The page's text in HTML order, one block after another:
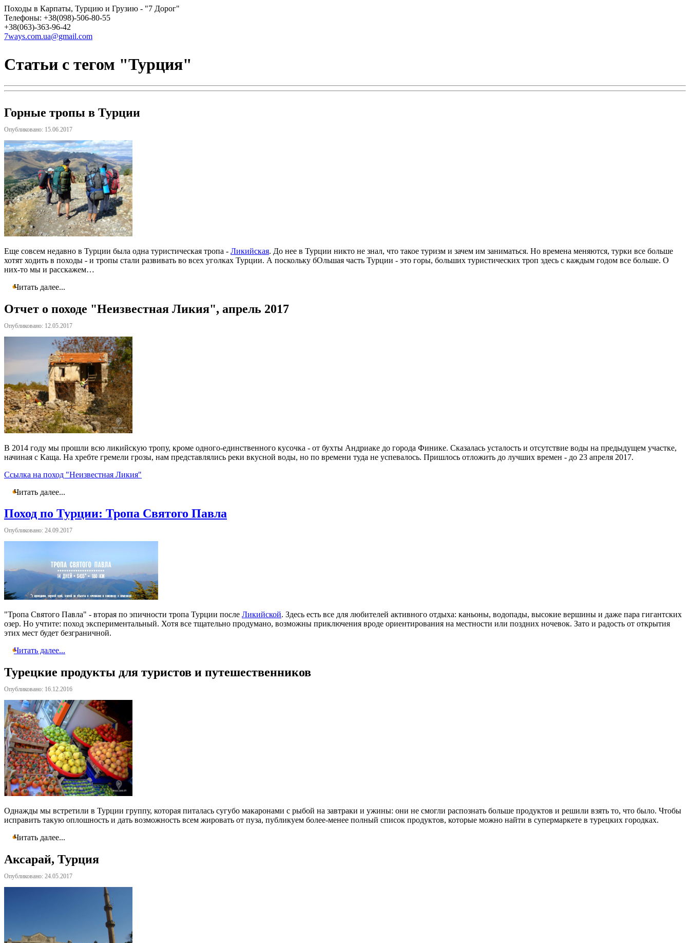
Походы в Карпаты, Турцию и Грузию - "7 Дорог"
Телефоны: +38(098)-506-80-55
+38(063)-363-96-42
7ways.com.ua@gmail.com
Статьи с тегом "Турция"
Горные тропы в Турции
Опубликовано: 15.06.2017
Еще совсем недавно в Турции была одна туристическая тропа - Ликийская. До нее в Турции никто не знал, что такое туризм и зачем им заниматься. Но времена меняются, турки все больше
хотят ходить в походы - и тропы стали развивать во всех уголках Турции. А поскольку бОльшая часть Турции - это горы, больших туристических троп здесь с каждым годом все больше. О
них-то мы и расскажем…
Читать далее...
Отчет о походе "Неизвестная Ликия", апрель 2017
Опубликовано: 12.05.2017
В 2014 году мы прошли всю ликийскую тропу, кроме одного-единственного кусочка - от бухты Андриаке до города Финике. Сказалась усталость и отсутствие воды на предыдущем участке,
начиная с Каща. На хребте гремели грозы, нам представлялись реки вкусной воды, но по времени туда не успевалось. Пришлось отложить до лучших времен - до 23 апреля 2017.
Ссылка на поход "Неизвестная Ликия"
Читать далее...
Поход по Турции: Тропа Святого Павла
Опубликовано: 24.09.2017
"Тропа Святого Павла" - вторая по эпичности тропа Турции после Ликийской. Здесь есть все для любителей активного отдыха: каньоны, водопады, высокие вершины и даже пара гигантских
озер. Но учтите: поход экспериментальный. Хотя все тщательно продумано, возможны приключения вроде ориентирования на местности или поздних ночевок. Зато и радость от открытия
этих мест будет безграничной.
Читать далее...
Турецкие продукты для туристов и путешественников
Опубликовано: 16.12.2016
Однажды мы встретили в Турции группу, которая питалась сугубо макаронами с рыбой на завтраки и ужины: они не смогли распознать больше продуктов и решили взять то, что было. Чтобы
исправить такую оплошность и дать возможность всем жировать от пуза, публикуем более-менее полный список продуктов, которые можно найти в супермаркете в турецких городках.
Читать далее...
Аксарай, Турция
Опубликовано: 24.05.2017